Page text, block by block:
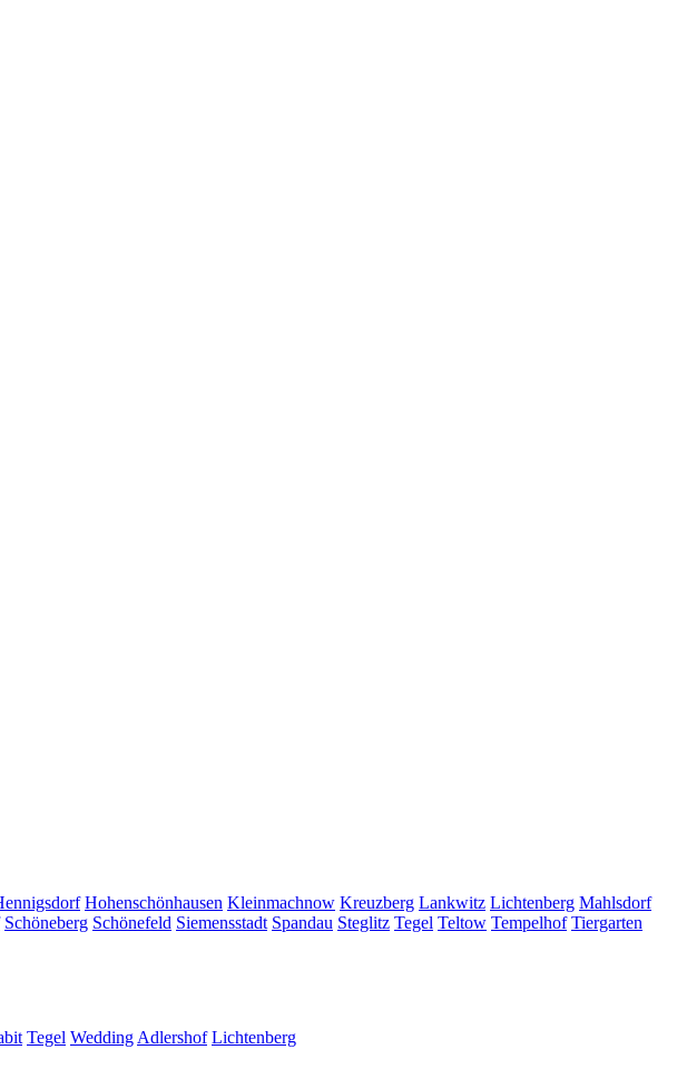
Hohenschönhausen Kleinmachnow Kreuzberg Lankwitz Lichtenberg Mahlsdorf
Schöneberg Schönefeld Siemensstadt Spandau Steglitz Tegel Teltow Tempelhof Tiergarten
Tegel Wedding Adlershof Lichtenberg